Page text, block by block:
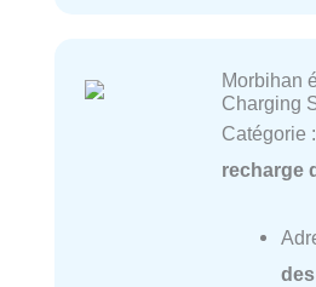
Morbihan
Charging
Catégorie :
recharge